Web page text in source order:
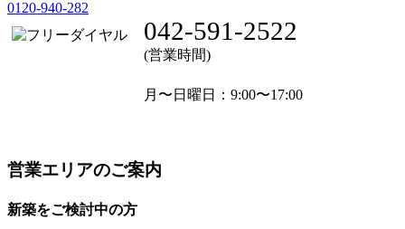
0120-940-282
042-591-2522
(営業時間)
月〜日曜日 ：9:00〜17:00
営業エリアのご案内
新築をご検討中の方